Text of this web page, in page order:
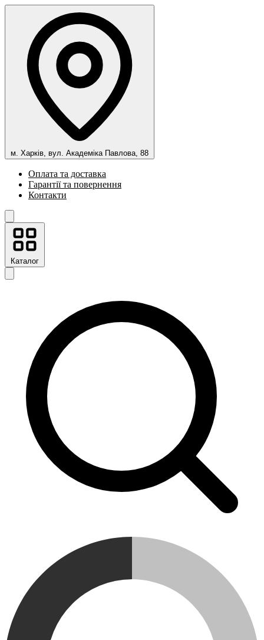
м. Харків, вул. Академіка Павлова, 88
Оплата та доставка
Гарантії та повернення
Контакти
Каталог